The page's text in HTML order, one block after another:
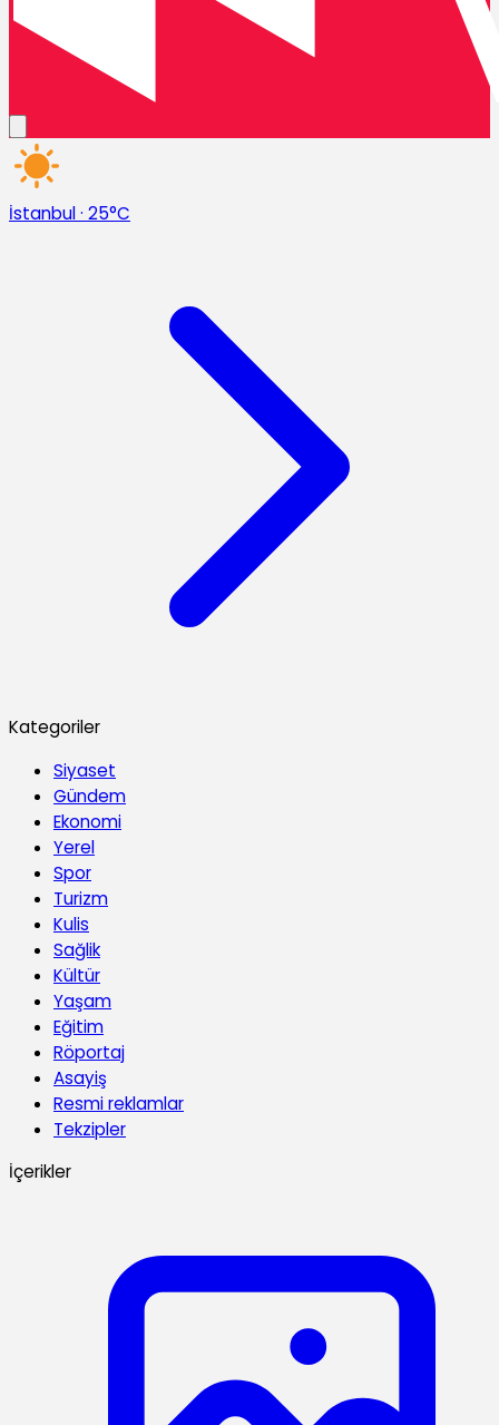
İstanbul· 25°C
Kategoriler
Siyaset
Gündem
Ekonomi
Yerel
Spor
Turizm
Kulis
Sağlik
Kültür
Yaşam
Eğitim
Röportaj
Asayiş
Resmi reklamlar
Tekzipler
İçerikler